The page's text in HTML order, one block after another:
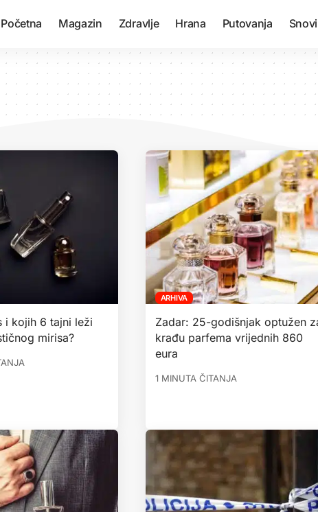
Početna Magazin Zdravlje Hrana Putovanja Snovi
i kojih 6 tajni leži
mirisa?
ARHIVA
Zadar: 25-godišnjak optužen
krađu parfema vrijednih 860
eura
1 MINUTA ČITANJA